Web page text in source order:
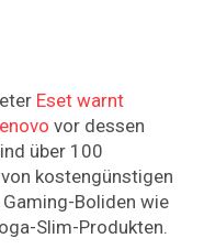
Eset warnt
vor dessen
über 100
kostengünstigen
Boliden wie
Slim-Produkten.